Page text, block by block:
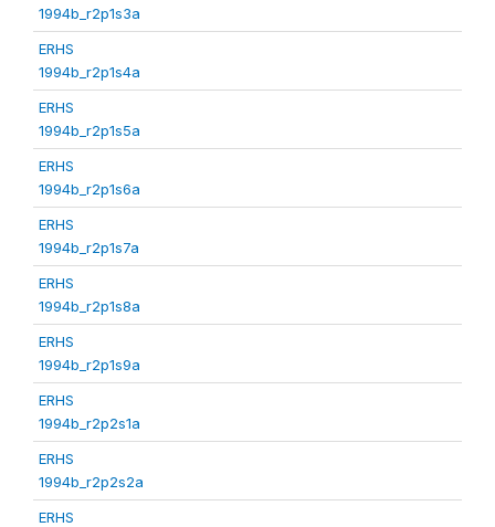
1994b_r2p1s3a
ERHS
1994b_r2p1s4a
ERHS
1994b_r2p1s5a
ERHS
1994b_r2p1s6a
ERHS
1994b_r2p1s7a
ERHS
1994b_r2p1s8a
ERHS
1994b_r2p1s9a
ERHS
1994b_r2p2s1a
ERHS
1994b_r2p2s2a
ERHS